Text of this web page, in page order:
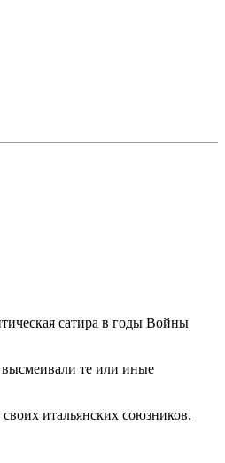
сатира в годы Войны
те или иные
итальянских союзников.